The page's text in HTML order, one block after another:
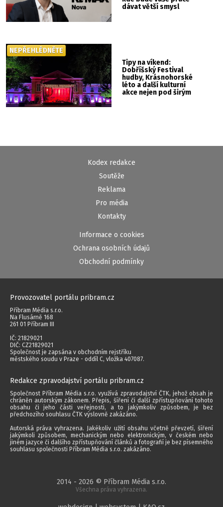
dávat větší smysl
Tipy na víkend:
Dobříšský Festival
hudby, Krásnohorské
léto a další kulturní
akce nejen pod širým
NEPŘEHLÉDNĚTE
Kodex redakce
Soutěže
Reklama
Pro média
Kontakty
Informace o cookies
Ochrana osobních údajů
Obchodní podmínky
Provozovatel portálu pribram.cz
Příbram Média s.r.o.
Na Flusárně 168
261 01 Příbram III
IČ: 21829021
DIČ: CZ21829021
Společnost je zapsána v obchodním rejstříku
městského soudu v Praze - oddíl C, vložka 407087.
Redakce zpravodajství portálu pribram.cz
Společnost Příbram Média s.r.o. využívá zpravodajství ČTK, jehož obsah je
chráněn autorským zákonem. Přepis, šíření či další zpřístupňování tohoto
obsahu či jeho části veřejnosti, a to jakýmkoliv způsobem, je bez
předchozího souhlasu ČTK výslovně zakázáno.
Autorská práva vyhrazena. Jakékoliv užití obsahu včetně převzetí, šíření
jakýmkoli způsobem, mechanickým nebo elektronickým, v českém nebo
jiném jazyce či dalšího zpřístupňování článků a fotografií je bez písemného
souhlasu společnosti Příbram Média s.r.o. zakázáno.
2014 - 2026 © Příbram Média s.r.o.
Všechna práva vyhrazena.